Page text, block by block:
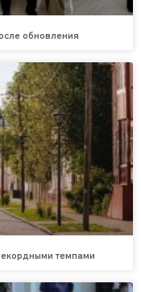
обновления
темпами